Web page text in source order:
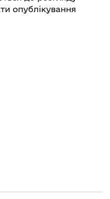
опублікування